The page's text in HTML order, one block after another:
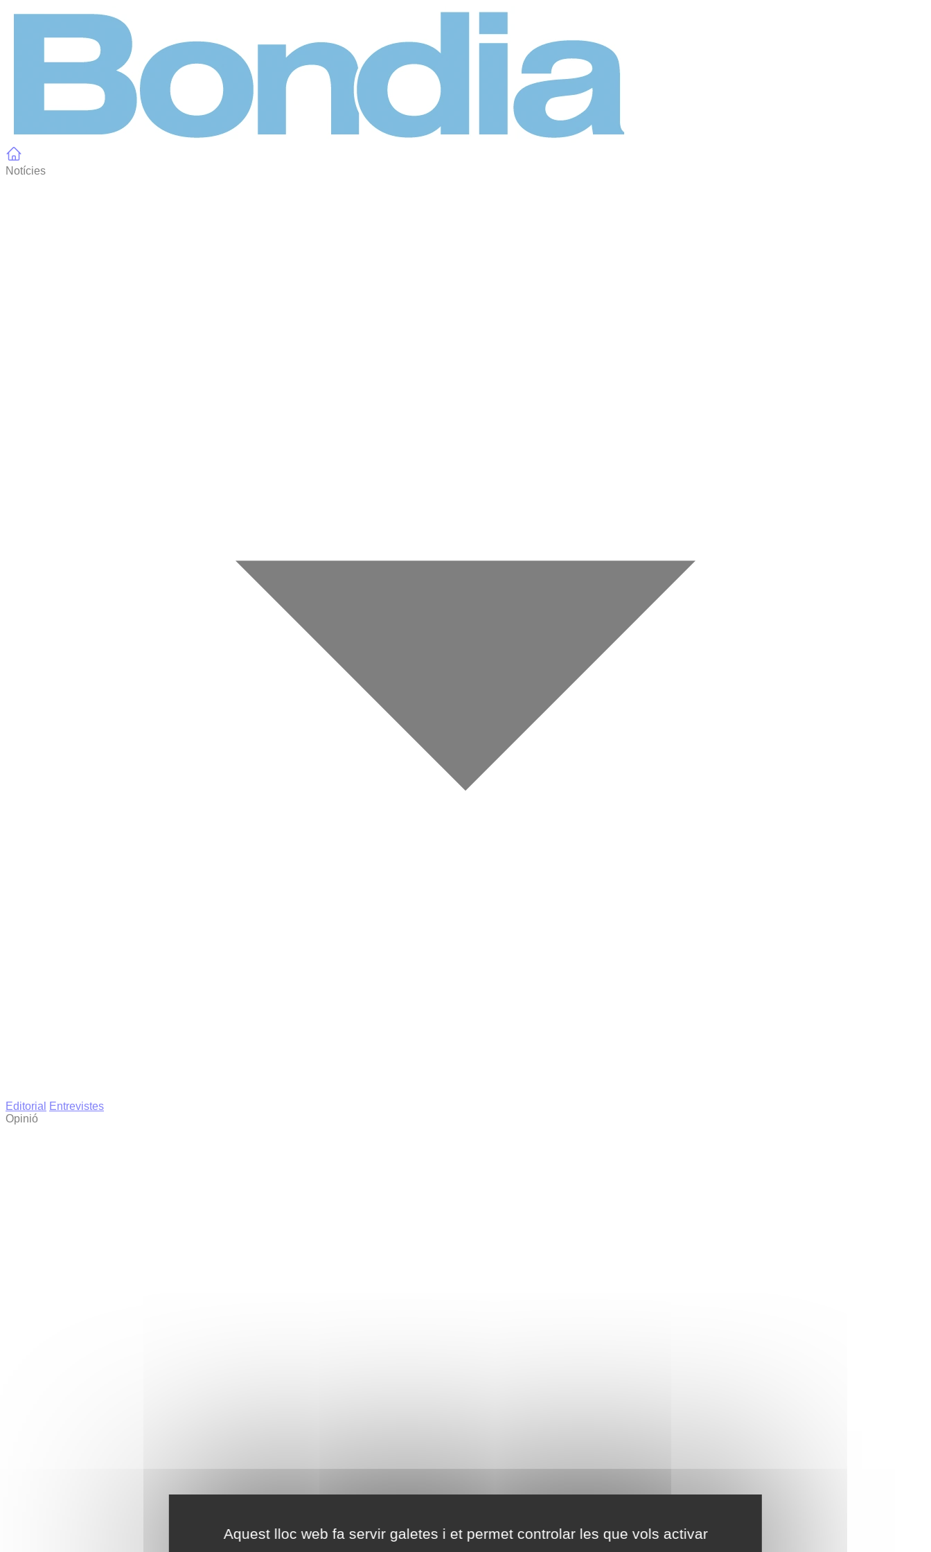
Aquest lloc web fa servir galetes i et permet controlar les que vols activar
Notícies
Editorial
Entrevistes
Opinió